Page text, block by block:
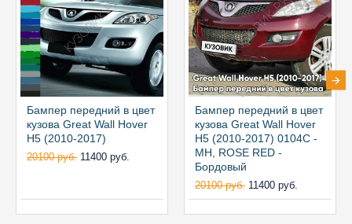
Бампер передний в цвет
кузова Great Wall Hover
H5 (2010-2017)
20100 руб. 11400 руб.
Бампер передний в цвет
кузова Great Wall Hover
H5 (2010-2017) 0104С -
MH, ROSE RED -
Бордовый
20100 руб. 11400 руб.